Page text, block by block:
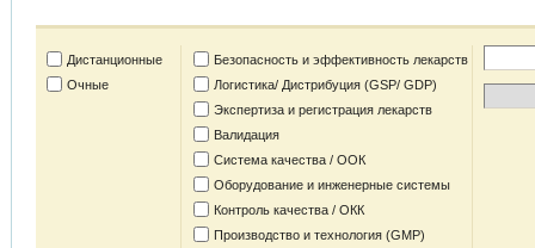
Дистанционные
Очные
Безопасность и эффективность лекарств
Логистика/ Дистрибуция (GSP/ GDP)
Экспертиза и регистрация лекарств
Валидация
Система качества / ООК
Оборудование и инженерные системы
Контроль качества / ОКК
Производство и технология (GMP)